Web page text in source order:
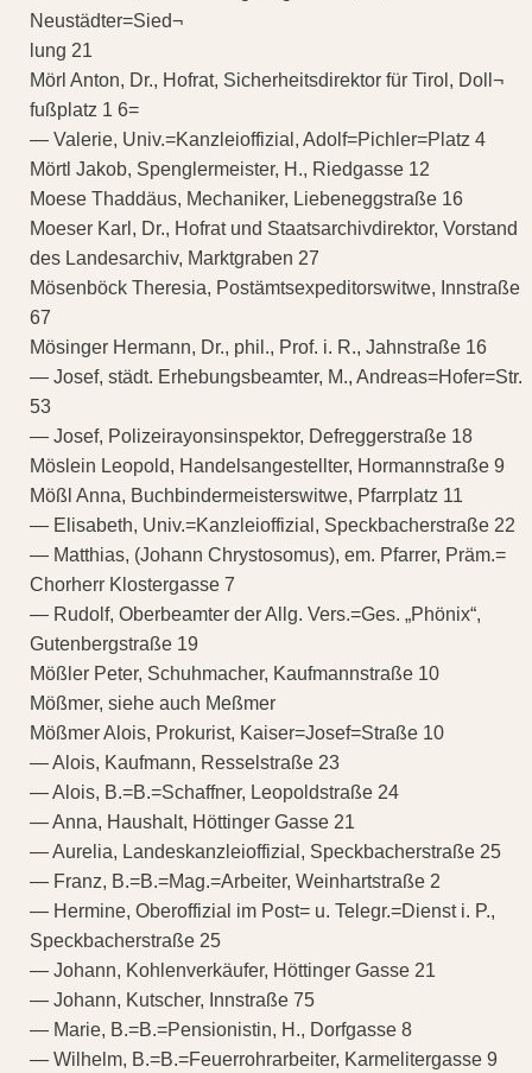
Neustädter=Sied¬
lung 21
Mörl Anton, Dr., Hofrat, Sicherheitsdirektor für Tirol, Doll¬
fußplatz 1 6=
— Valerie, Univ.=Kanzleioffizial, Adolf=Pichler=Platz 4
Mörtl Jakob, Spenglermeister, H., Riedgasse 12
Moese Thaddäus, Mechaniker, Liebeneggstraße 16
Moeser Karl, Dr., Hofrat und Staatsarchivdirektor, Vorstand
des Landesarchiv, Marktgraben 27
Mösenböck Theresia, Postämtsexpeditorswitwe, Innstraße
67
Mösinger Hermann, Dr., phil., Prof. i. R., Jahnstraße 16
— Josef, städt. Erhebungsbeamter, M., Andreas=Hofer=Str.
53
— Josef, Polizeirayonsinspektor, Defreggerstraße 18
Möslein Leopold, Handelsangestellter, Hormannstraße 9
Mößl Anna, Buchbindermeisterswitwe, Pfarrplatz 11
— Elisabeth, Univ.=Kanzleioffizial, Speckbacherstraße 22
— Matthias, (Johann Chrystosomus), em. Pfarrer, Präm.=
Chorherr Klostergasse 7
— Rudolf, Oberbeamter der Allg. Vers.=Ges. „Phönix“,
Gutenbergstraße 19
Mößler Peter, Schuhmacher, Kaufmannstraße 10
Mößmer, siehe auch Meßmer
Mößmer Alois, Prokurist, Kaiser=Josef=Straße 10
— Alois, Kaufmann, Resselstraße 23
— Alois, B.=B.=Schaffner, Leopoldstraße 24
— Anna, Haushalt, Höttinger Gasse 21
— Aurelia, Landeskanzleioffizial, Speckbacherstraße 25
— Franz, B.=B.=Mag.=Arbeiter, Weinhartstraße 2
— Hermine, Oberoffizial im Post= u. Telegr.=Dienst i. P.,
Speckbacherstraße 25
— Johann, Kohlenverkäufer, Höttinger Gasse 21
— Johann, Kutscher, Innstraße 75
— Marie, B.=B.=Pensionistin, H., Dorfgasse 8
— Wilhelm, B.=B.=Feuerrohrarbeiter, Karmelitergasse 9